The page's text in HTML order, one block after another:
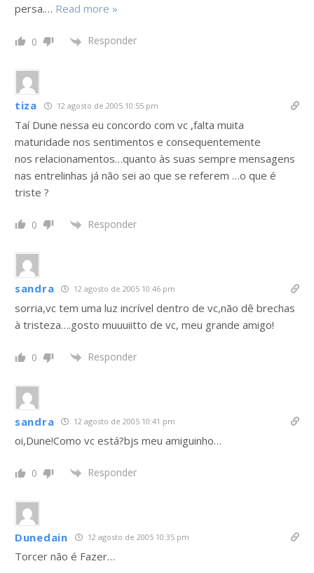
persa.… Read more »
0 Responder
tiza 12 agosto de 2005 10:55 pm
Taí Dune nessa eu concordo com vc ,falta muita
maturidade nos sentimentos e consequentemente
nos relacionamentos…quanto às suas sempre mensagens
nas entrelinhas já não sei ao que se referem …o que é
triste ?
0 Responder
sandra 12 agosto de 2005 10:46 pm
sorria,vc tem uma luz incrível dentro de vc,não dê brechas
à tristeza….gosto muuuiitto de vc, meu grande amigo!
0 Responder
sandra 12 agosto de 2005 10:41 pm
oi,Dune!Como vc está?bjs meu amiguinho…
0 Responder
Dunedain 12 agosto de 2005 10:35 pm
Torcer não é Fazer…